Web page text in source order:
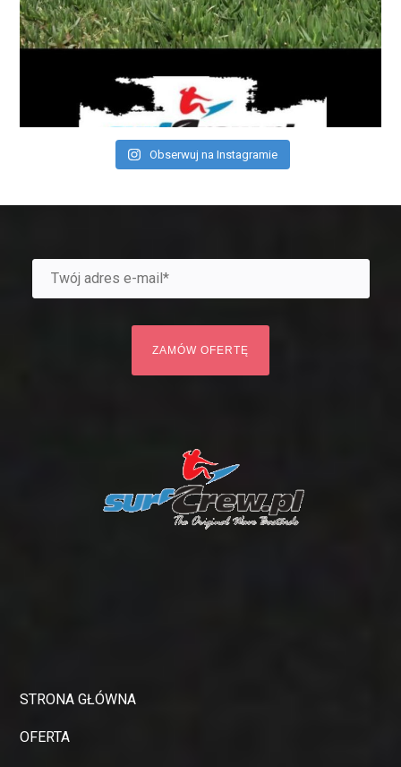
Obserwuj na Instagramie
STRONA GŁÓWNA
OFERTA